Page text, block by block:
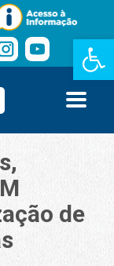
Barra de
de